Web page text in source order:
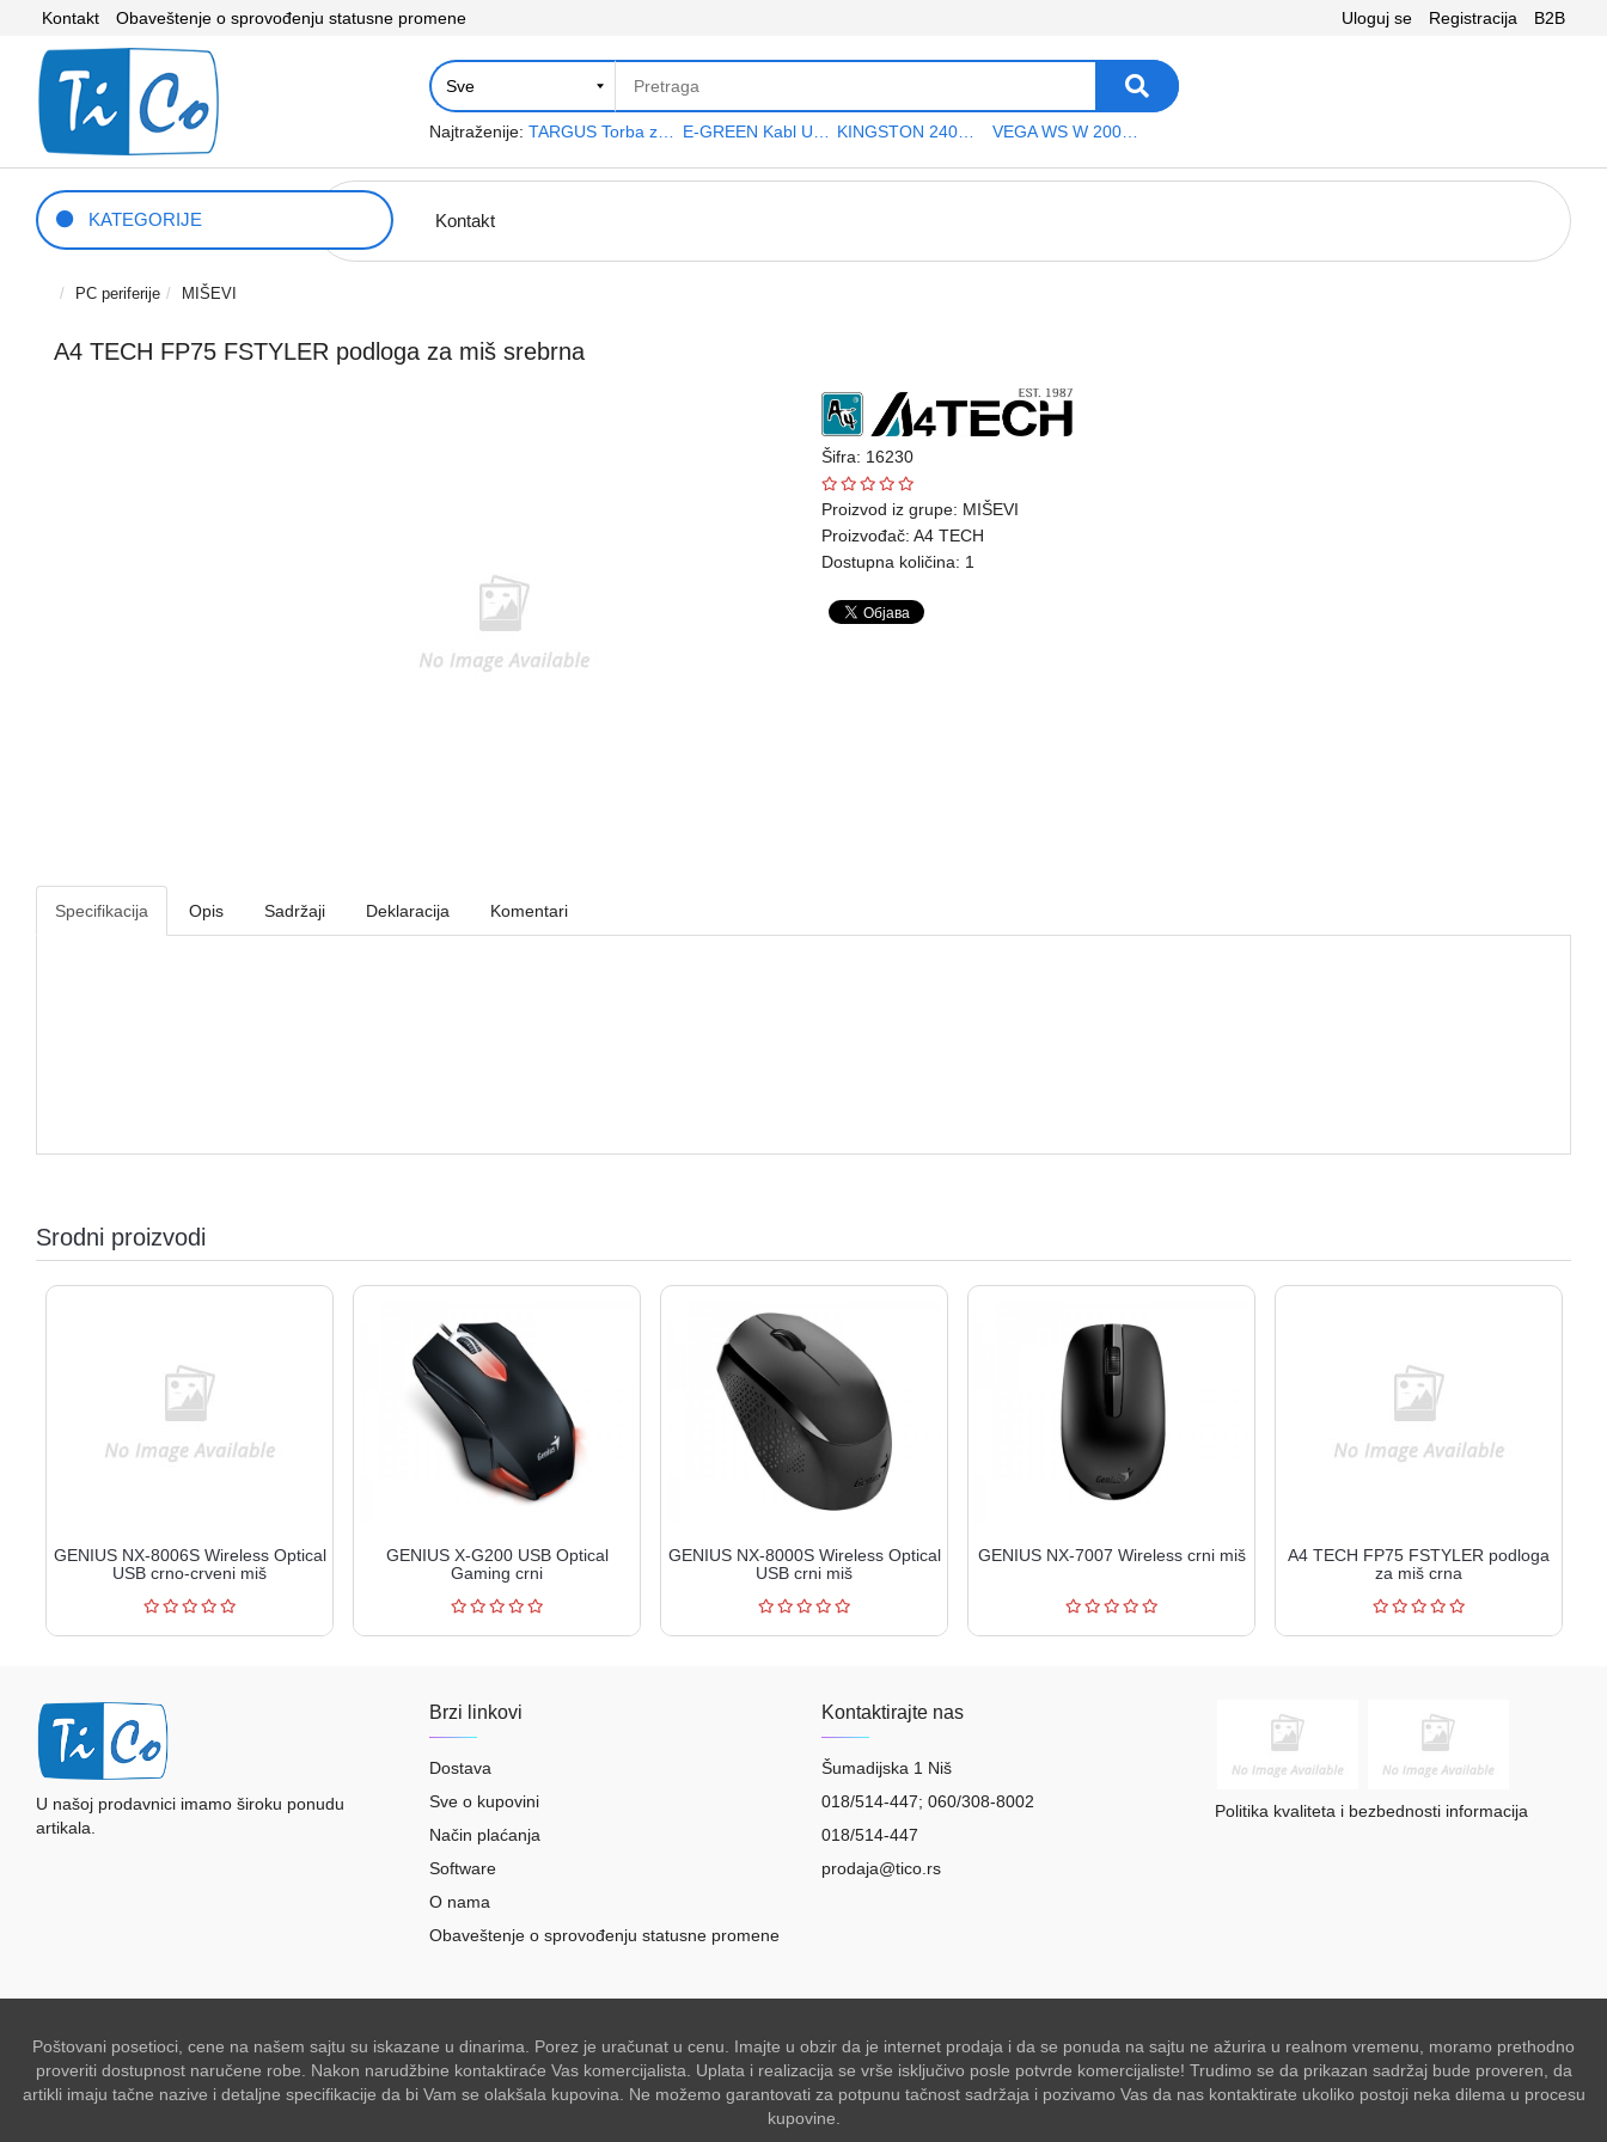
Kontakt Obaveštenje o sprovođenju statusne promene Uloguj se Registracija B2B
Najtraženije: TARGUS Torba za notebook 15.6" TAR300 VEGA WS W 200 platno
KATEGORIJE Kontakt
PC periferije MIŠEVI
A4 TECH FP75 FSTYLER podloga za miš srebrna
Šifra: 16230
Proizvod iz grupe: MIŠEVI
Proizvođač: A4 TECH
Dostupna količina: 1
Specifikacija Opis Sadržaji Deklaracija Komentari
Srodni proizvodi
GENIUS NX-8006S Wireless Optical
USB crno-crveni miš
GENIUS X-G200 USB Optical
Gaming crni
GENIUS NX-8000S Wireless Optical
USB crni miš
GENIUS NX-7007 Wireless crni miš
A4 TECH FP75 FSTYLER podloga
za miš crna
U našoj prodavnici imamo široku ponudu
artikala.
Brzi linkovi
Dostava
Sve o kupovini
Način plaćanja
Software
O nama
Obaveštenje o sprovođenju statusne promene
Kontaktirajte nas
Šumadijska 1 Niš
018/514-447; 060/308-8002
018/514-447
prodaja@tico.rs
Politika kvaliteta i bezbednosti informacija
Poštovani posetioci, cene na našem sajtu su iskazane u dinarima. Porez je uračunat u cenu. Imajte u obzir da je internet prodaja i da se ponuda na sajtu ne ažurira u realnom vremenu, moramo prethodno
proveriti dostupnost naručene robe. Nakon narudžbine kontaktiraće Vas komercijalista. Uplata i realizacija se vrše isključivo posle potvrde komercijaliste! Trudimo se da prikazan sadržaj bude proveren, da
artikli imaju tačne nazive i detaljne specifikacije da bi Vam se olakšala kupovina. Ne možemo garantovati za potpunu tačnost sadržaja i pozivamo Vas da nas kontaktirate ukoliko postoji neka dilema u procesu
kupovine.